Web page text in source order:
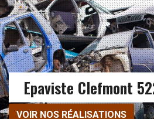
Epaviste Clefmont
VOIR NOS RÉALISATIONS